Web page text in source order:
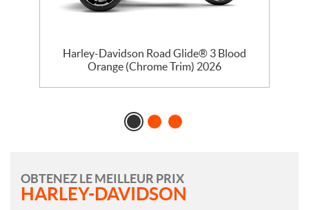
Harley-Davidson Road Glide® 3 Blood
Orange (Chrome Trim) 2026
OBTENEZ LE MEILLEUR PRIX
HARLEY-DAVIDSON